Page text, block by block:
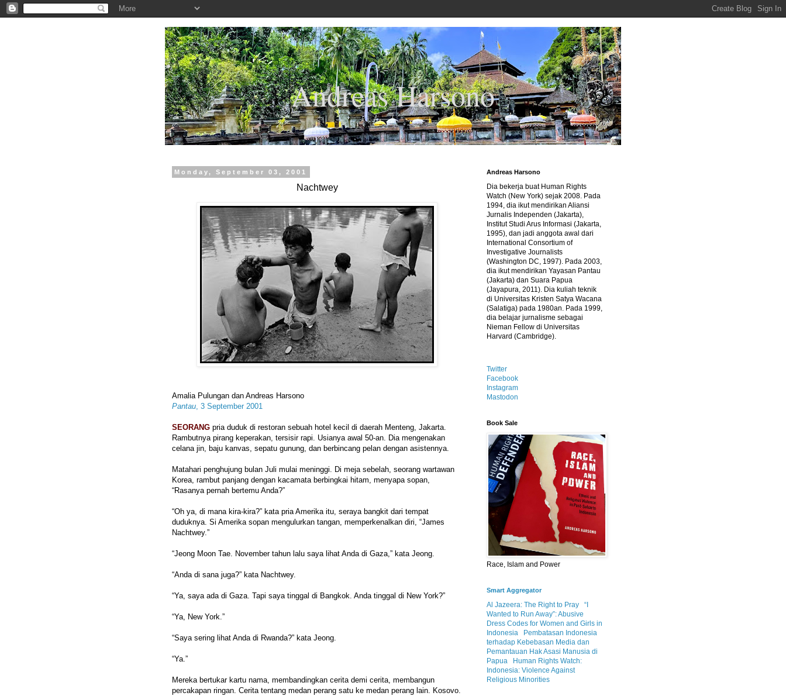
.
Andreas Harsono
Monday, September 03, 2001
Nachtwey
Amalia Pulungan dan Andreas Harsono
Pantau, 3 September 2001
SEORANG pria duduk di restoran sebuah hotel kecil di daerah Menteng, Jakarta.
Rambutnya pirang keperakan, tersisir rapi. Usianya awal 50-an. Dia mengenakan
celana jin, baju kanvas, sepatu gunung, dan berbincang pelan dengan asistennya.
Matahari penghujung bulan Juli mulai meninggi. Di meja sebelah, seorang wartawan
Korea, rambut panjang dengan kacamata berbingkai hitam, menyapa sopan,
“Rasanya pernah bertemu Anda?”
“Oh ya, di mana kira-kira?” kata pria Amerika itu, seraya bangkit dari tempat
duduknya. Si Amerika sopan mengulurkan tangan, memperkenalkan diri, “James
Nachtwey.”
“Jeong Moon Tae. November tahun lalu saya lihat Anda di Gaza,” kata Jeong.
“Anda di sana juga?” kata Nachtwey.
“Ya, saya ada di Gaza. Tapi saya tinggal di Bangkok. Anda tinggal di New York?”
“Ya, New York.”
“Saya sering lihat Anda di Rwanda?” kata Jeong.
“Ya.”
Mereka bertukar kartu nama, membandingkan cerita demi cerita, membangun
percakapan ringan. Cerita tentang medan perang satu ke medan perang lain. Kosovo.
Andreas Harsono
Dia bekerja buat Human Rights
Watch (New York) sejak 2008. Pada
1994, dia ikut mendirikan Aliansi
Jurnalis Independen (Jakarta),
Institut Studi Arus Informasi (Jakarta,
1995), dan jadi anggota awal dari
International Consortium of
Investigative Journalists
(Washington DC, 1997). Pada 2003,
dia ikut mendirikan Yayasan Pantau
(Jakarta) dan Suara Papua
(Jayapura, 2011). Dia kuliah teknik
di Universitas Kristen Satya Wacana
(Salatiga) pada 1980an. Pada 1999,
dia belajar jurnalisme sebagai
Nieman Fellow di Universitas
Harvard (Cambridge).
Twitter
Facebook
Instagram
Mastodon
Book Sale
Race, Islam and Power
Smart Aggregator
Al Jazeera: The Right to Pray
“I
Wanted to Run Away”: Abusive
Dress Codes for Women and Girls in
Indonesia
Pembatasan Indonesia
terhadap Kebebasan Media dan
Pemantauan Hak Asasi Manusia di
Papua
Human Rights Watch:
Indonesia: Violence Against
Religious Minorities